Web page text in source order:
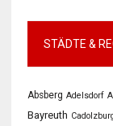
STÄDTE &
Absberg Adelsdorf
Bayreuth